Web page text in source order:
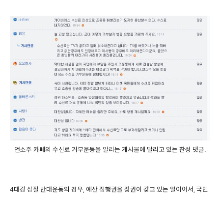
언소주 카페의 수신료 거부운동을 알리는 게시물에 달리고 있는 찬성 댓글.
4대강 삽질 반대운동의 경우, 예산 집행권을 정권이 갖고 있는 일이어서, 국민